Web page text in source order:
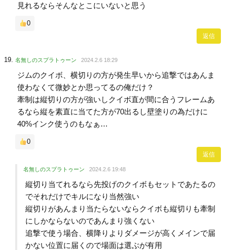
見れるならそんなとこにいないと思う
0
返信
名無しのスプラトゥーン 2024.2.6 18:29
ジムのクイボ、横切りの方が発生早いから追撃ではあんま
使わなくて微妙とか思ってるの俺だけ？
牽制は縦切りの方が強いしクイボ直が間に合うフレームあ
るなら縦を素直に当てた方が70出るし壁塗りの為だけに
40%インク使うのもなぁ…
0
返信
名無しのスプラトゥーン 2024.2.6 19:48
縦切り当てれるなら先投げのクイボもセットであたるの
でそれだけでキルになり当然強い
縦切りがあんまり当たらないならクイボも縦切りも牽制
にしかならないのであんまり強くない
追撃で使う場合、横降りよりダメージが高くメインで届
かない位置に届くので場面は選ぶが有用